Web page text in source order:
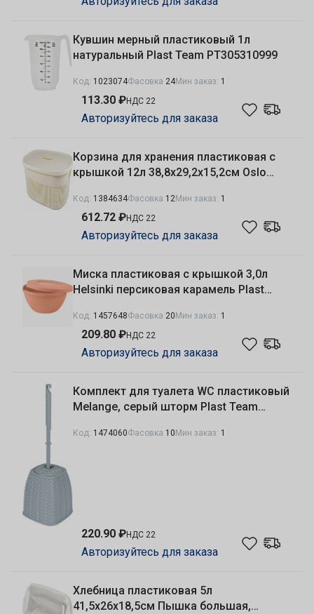
Кувшин мерный пластиковый 1л
натуральный Plast Team PT305310999
Код: 1023074Фасовка 24Мин заказ: 1
113.30 ₽НДС 22
Авторизуйтесь для заказа
Корзина для хранения пластиковая с
крышкой 12л 38,8х29,2х15,2см Oslo
Код: 1384634Фасовка 12Мин заказ: 1
612.72 ₽НДС 22
Авторизуйтесь для заказа
Миска пластиковая с крышкой 3,0л
Helsinki персиковая карамель Plast
Код: 1457648Фасовка 20Мин заказ: 1
209.80 ₽НДС 22
Авторизуйтесь для заказа
Комплект для туалета WC пластиковый
Melange, серый шторм Plast Team
Код: 1474060Фасовка 10Мин заказ: 1
220.90 ₽НДС 22
Авторизуйтесь для заказа
Хлебница пластиковая 5л
41,5х26х18,5см Пышка большая,